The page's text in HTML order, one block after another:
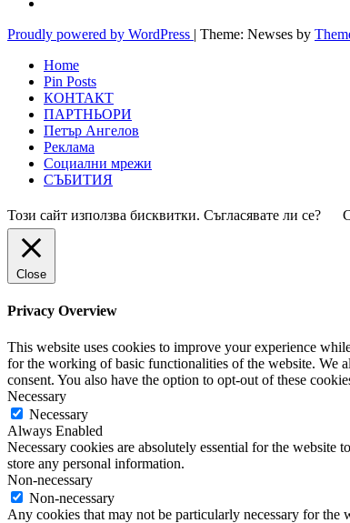
Proudly powered by WordPress | Theme: Newses by
Home
Pin Posts
КОНТАКТ
ПАРТНЬОРИ
Петър Ангелов
Реклама
Социални мрежи
СЪБИТИЯ
Този сайт използва бисквитки. Съгласявате ли се?
Close
Privacy Overview
This website uses cookies to improve your experience
for the working of basic functionalities of the website. We
consent. You also have the option to opt-out of these
Necessary
Necessary
Always Enabled
Necessary cookies are absolutely essential for the
store any personal information.
Non-necessary
Non-necessary
Any cookies that may not be particularly necessary for the